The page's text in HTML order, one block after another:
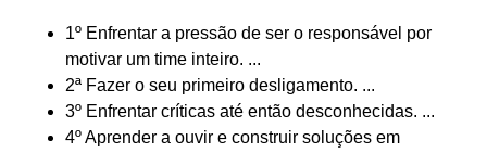
1º Enfrentar a pressão de ser o responsável por
motivar um time inteiro. ...
2ª Fazer o seu primeiro desligamento. ...
3º Enfrentar críticas até então desconhecidas. ...
4º Aprender a ouvir e construir soluções em